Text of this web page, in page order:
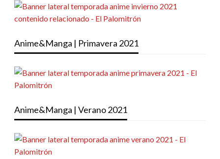
Anime&Manga | Primavera 2021
Anime&Manga | Verano 2021